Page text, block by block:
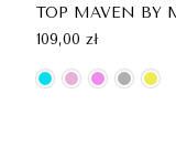
TOP MAVEN BY
109,00 zł